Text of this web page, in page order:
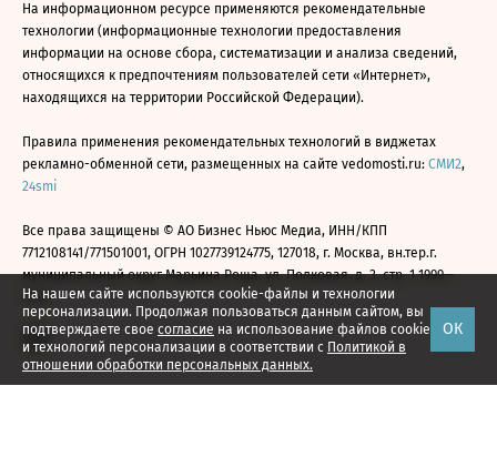
На нашем сайте используются cookie-файлы и технологии
персонализации. Продолжая пользоваться данным сайтом, вы
подтверждаете свое согласие на использование файлов cookie
и технологий персонализации в соответствии с Политикой в
отношении обработки персональных данных.
ОК
На информационном ресурсе применяются рекомендательные
технологии (информационные технологии предоставления
информации на основе сбора, систематизации и анализа сведений,
относящихся к предпочтениям пользователей сети «Интернет»,
находящихся на территории Российской Федерации).
Правила применения рекомендательных технологий в виджетах
рекламно-обменной сети, размещенных на сайте vedomosti.ru: СМИ2,
24smi
Все права защищены © АО Бизнес Ньюс Медиа, ИНН/КПП
7712108141/771501001, ОГРН 1027739124775, 127018, г. Москва, вн.тер.г.
муниципальный округ Марьина Роща, ул. Полковая, д. 3, стр. 1 1999—
2026